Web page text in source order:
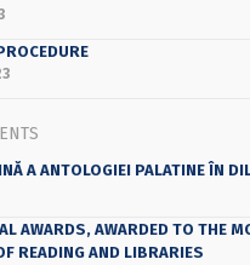
A ANTOLOGIEI PALATINE ÎN
AWARDS, AWARDED TO THE
READING AND LIBRARIES